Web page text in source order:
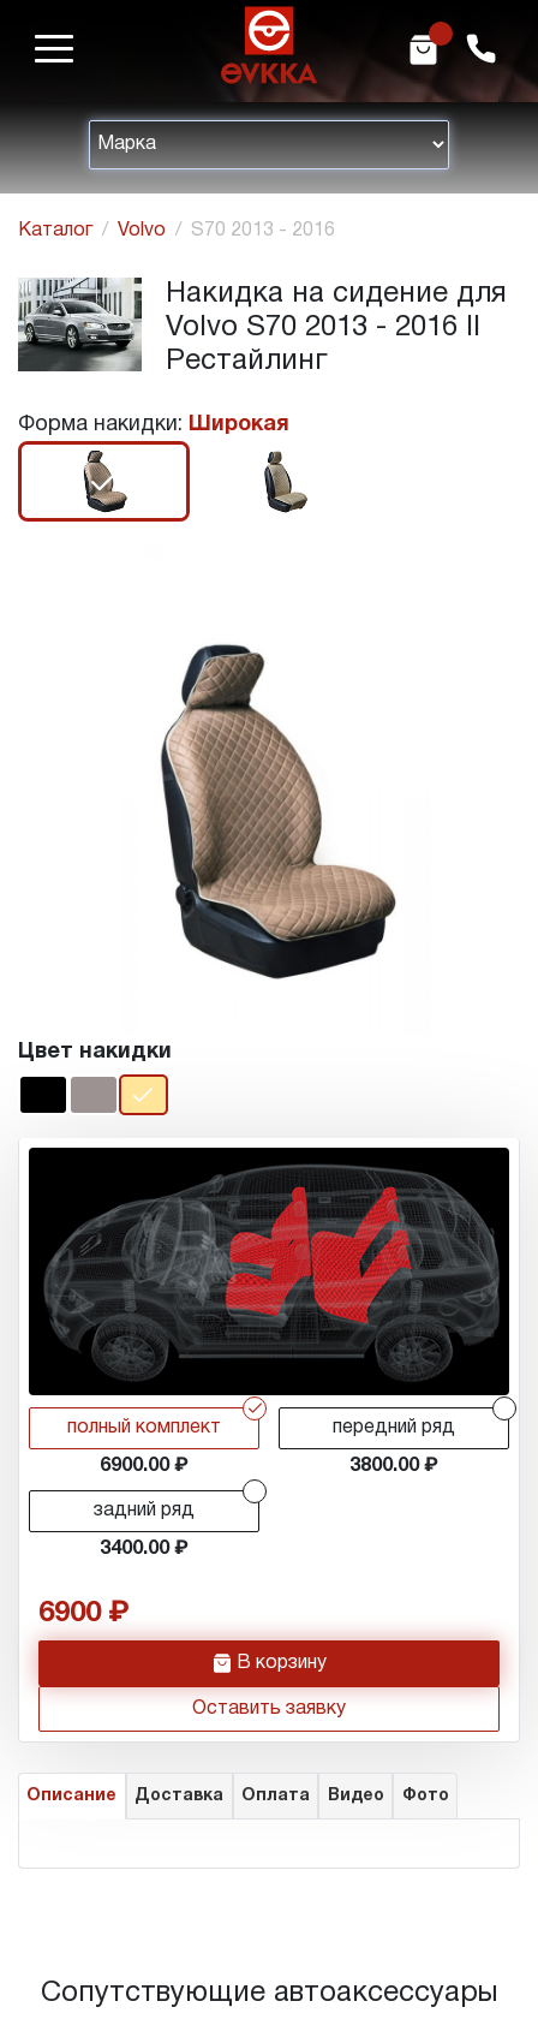
h m
Каталог Volvo S70 2013 - 2016
Накидка на сидение для
Volvo S70 2013 - 2016 II
Рестайлинг
Форма накидки: Широкая
r
Цвет накидки
r
полный комплект
6900.00
передний ряд
3800.00
задний ряд
3400.00
6900
h В корзину
Оставить заявку
Описание Доставка Оплата Видео Фото
Сопутствующие автоаксессуары